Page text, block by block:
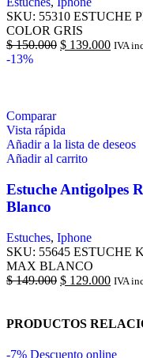
SKU: 55310 ESTUCHE
COLOR GRIS
$150.000 $ 139.000 IVA
-13%
Comparar
Vista rápida
Añadir a la lista de deseos
Añadir al carrito
Estuche Antigolpes
Blanco
Estuches, Iphone
SKU: 55645 ESTUCHE
MAX BLANCO
$149.000 $ 129.000 IVA
PRODUCTOS
-7% Descuento online